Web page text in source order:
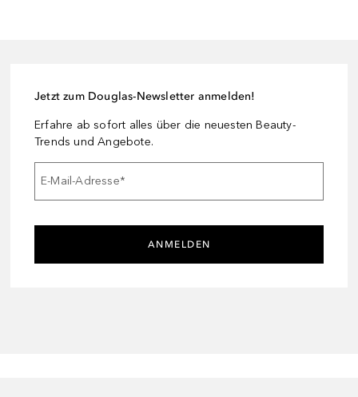
Jetzt zum Douglas-Newsletter anmelden!
Erfahre ab sofort alles über die neuesten Beauty-
Trends und Angebote.
E-Mail-Adresse*
ANMELDEN